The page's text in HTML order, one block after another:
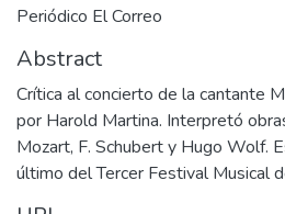
Periódico El Correo
Abstract
Crítica al concierto de la cantante
por Harold Martina. Interpretó
Mozart, F. Schubert y Hugo Wolf.
último del Tercer Festival Musical